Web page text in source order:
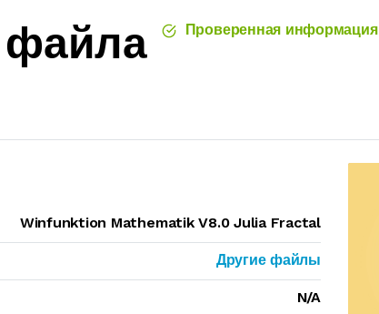
файла Проверенная информация
Winfunktion Mathematik V8.0 Julia Fractal
Другие файлы
N/A